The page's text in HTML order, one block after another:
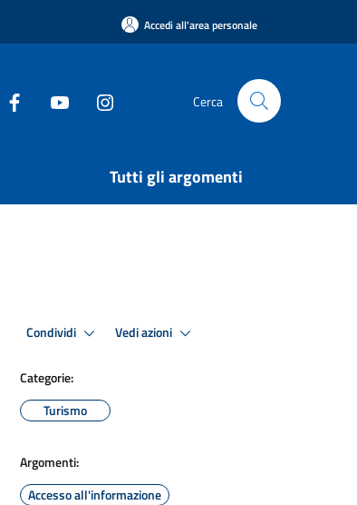
Accedi all'area personale
Cerca
Tutti gli argomenti
Condividi Vedi azioni
Categorie:
Turismo
Argomenti:
Accesso all'informazione